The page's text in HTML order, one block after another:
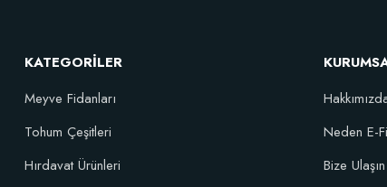
Özel Karışım Fidan Tutma Yüzdesini Arttıran Organik Dikim
KATEGORİLER
Meyve Fidanları
Tohum Çeşitleri
Hırdavat Ürünleri
Neden E-
Bize Ulaşın